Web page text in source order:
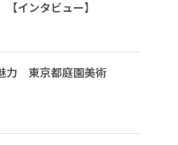
インタビュー】
力 東京都庭園美術